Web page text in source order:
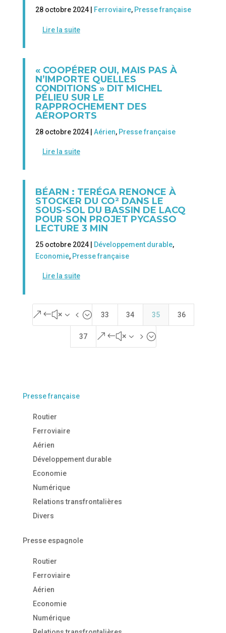
28 octobre 2024 | Ferroviaire, Presse française
Lire la suite
« COOPÉRER OUI, MAIS PAS À
N’IMPORTE QUELLES
CONDITIONS » DIT MICHEL
PÉLIEU SUR LE
RAPPROCHEMENT DES
AÉROPORTS
28 octobre 2024 | Aérien, Presse française
Lire la suite
BÉARN : TERÉGA RENONCE À
STOCKER DU CO² DANS LE
SOUS-SOL DU BASSIN DE LACQ
POUR SON PROJET PYCASSO
LECTURE 3 MIN
25 octobre 2024 | Développement durable,
Economie, Presse française
Lire la suite
&#x34; 33 34 35 36
37 &#x35;
Presse française
Routier
Ferroviaire
Aérien
Développement durable
Economie
Numérique
Relations transfrontalières
Divers
Presse espagnole
Routier
Ferroviaire
Aérien
Economie
Numérique